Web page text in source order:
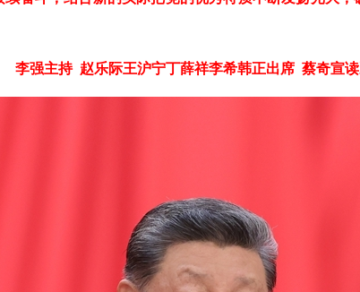
李强主持 赵乐际王沪宁丁薛祥李希韩正出席 蔡奇宣